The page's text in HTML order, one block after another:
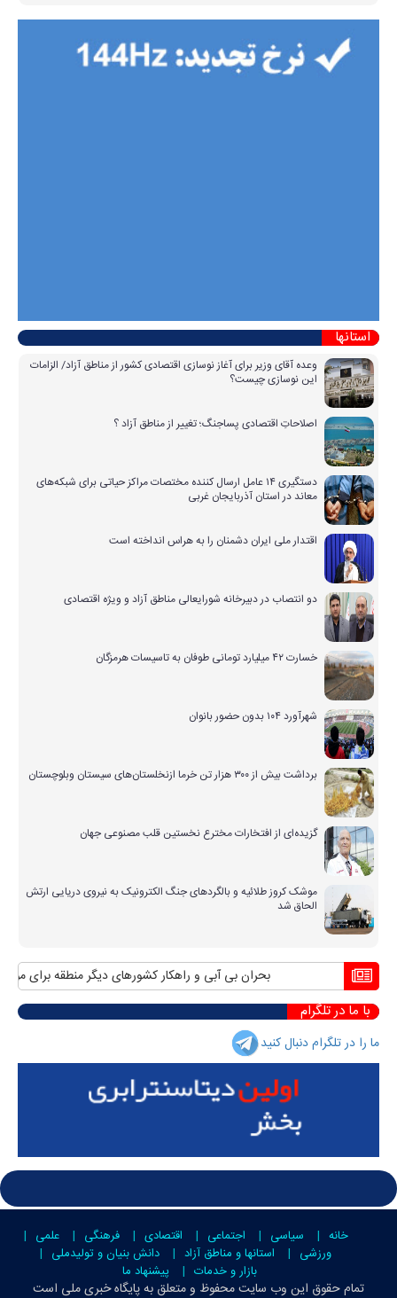
استانها
وعده آقای وزیر برای آغاز نوسازی اقتصادی کشور از مناطق آزاد/ الزامات
این نوسازی چیست؟
اصلاحاتِ اقتصادی پساجنگ؛ تغییر از مناطق آزاد ؟
دستگیری ۱۴ عامل ارسال کننده مختصات مراکز حیاتی برای شبکه‌های
معاند در استان آذربایجان غربی
اقتدار ملی ایران دشمنان را به هراس انداخته است
دو انتصاب در دبیرخانه شورایعالی مناطق آزاد و ویژه اقتصادی
خسارت ۴۲ میلیارد تومانی طوفان به تاسیسات هرمزگان
شهرآورد ۱۰۴ بدون حضور بانوان
برداشت بیش از ۳۰۰ هزار تن خرما ازنخلستان‌های سیستان وبلوچستان
گزیده‌ای از افتخارات مخترع نخستین قلب مصنوعی جهان
موشک کروز طلائیه و بالگردهای جنگ الکترونیک به نیروی دریایی ارتش
الحاق شد
بحران بی آبی و راهکار کشورهای دیگر منطقه برای مواجهه
با ما در تلگرام
ما را در تلگرام دنبال کنید
خانه سیاسی اجتماعی اقتصادی فرهنگی
علمی
ورزشی
استانها و مناطق آزاد
دانش بنیان و تولیدملی
بازار و خدمات
پیشنهاد ما
تمام حقوق این وب سایت محفوظ و متعلق بهپایگاه خبری ملی است